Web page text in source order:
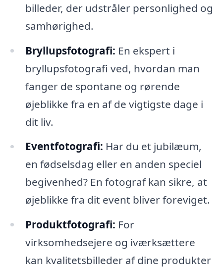
billeder, der udstråler personlighed og
samhørighed.
Bryllupsfotografi: En ekspert i
bryllupsfotografi ved, hvordan man
fanger de spontane og rørende
øjeblikke fra en af de vigtigste dage i
dit liv.
Eventfotografi: Har du et jubilæum,
en fødselsdag eller en anden speciel
begivenhed? En fotograf kan sikre, at
øjeblikke fra dit event bliver foreviget.
Produktfotografi: For
virksomhedsejere og iværksættere
kan kvalitetsbilleder af dine produkter